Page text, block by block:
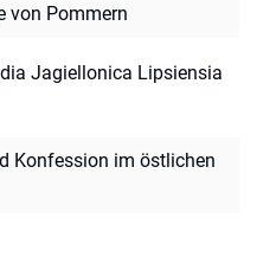
von Pommern
Jagiellonica Lipsiensia
Konfession im östlichen